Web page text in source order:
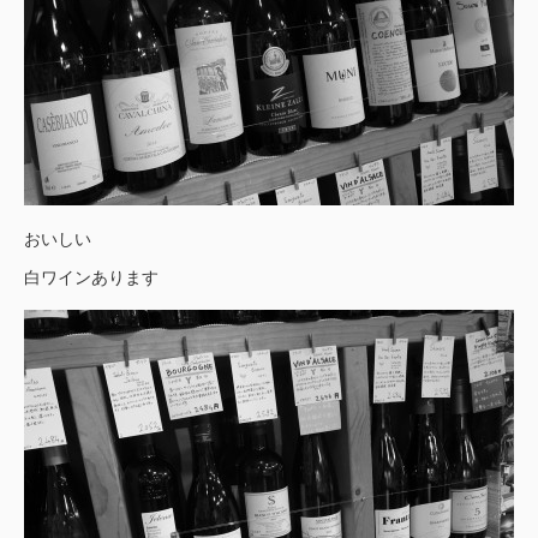
おいしい
白ワインあります